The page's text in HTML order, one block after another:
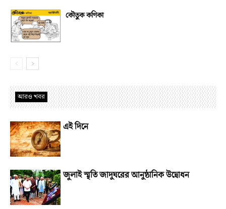
কৌতুক কণিকা
আরও খবর
এই দিনে
জুলাই স্মৃতি জাদুঘরের আনুষ্ঠানিক উদ্বোধন